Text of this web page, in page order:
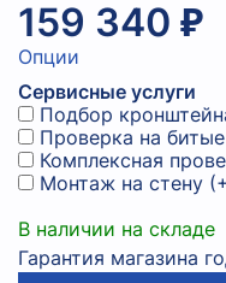
159 340 ₽
Опции
Сервисные услуги
Подбор
Проверка на
Комплексная
Монтаж на стену (+
В наличии на складе
Гарантия магазина